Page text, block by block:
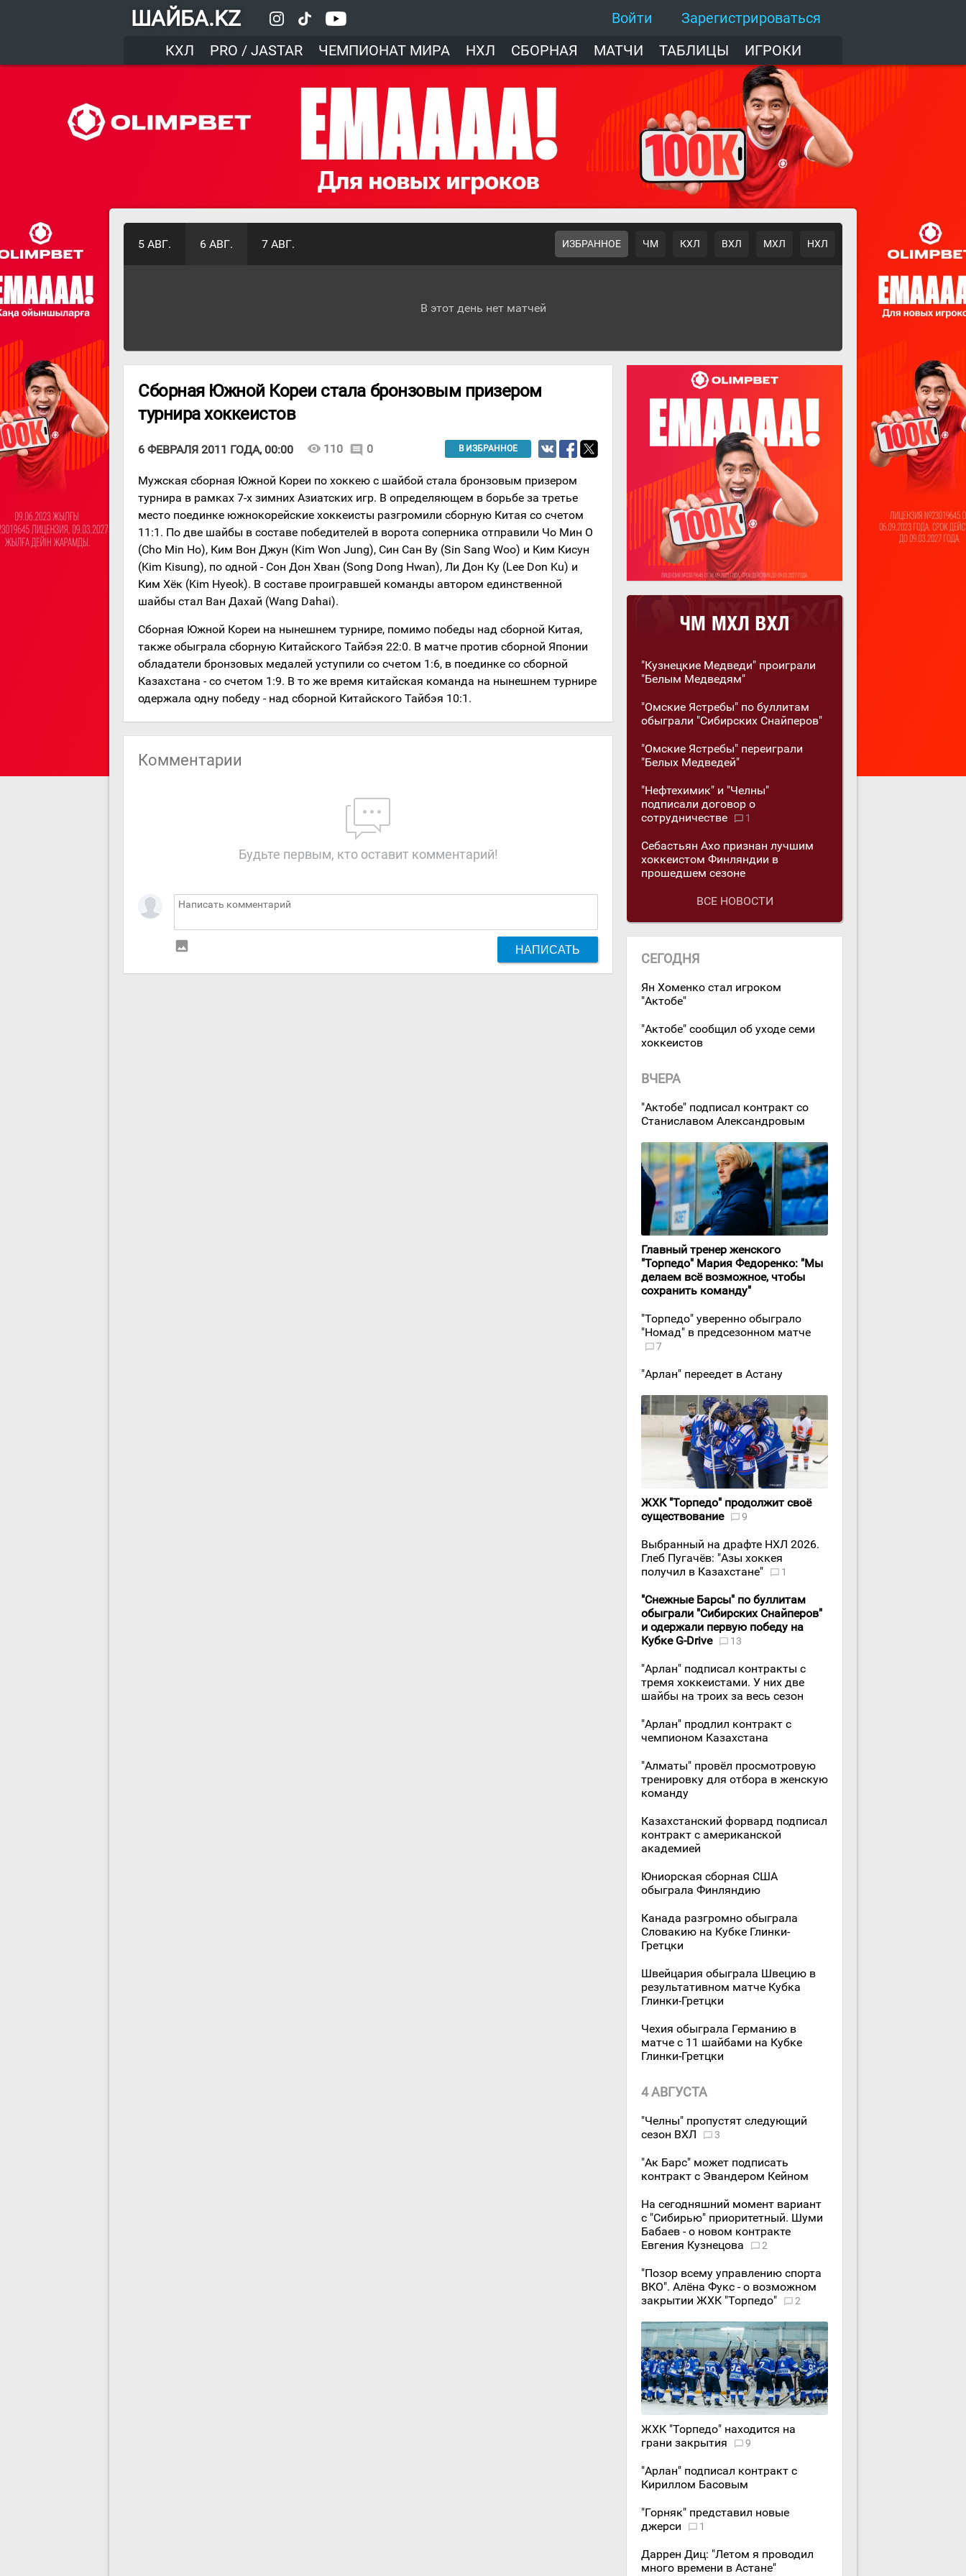
ШАЙБА.KZ Войти
Зарегистрироваться
КХЛ
PRO / JASTAR ЧЕМПИОНАТ МИРА НХЛ СБОРНАЯ МАТЧИ ТАБЛИЦЫ ИГРОКИ
5 АВГ. 6 АВГ. 7 АВГ. ИЗБРАННОЕ ЧМ КХЛ ВХЛ МХЛ НХЛ
В этот день нет матчей
Сборная Южной Кореи стала бронзовым призером
турнира хоккеистов
6 ФЕВРАЛЯ 2011 ГОДА, 00:00 visibility 110 comment 0 В ИЗБРАННОЕ
Мужская сборная Южной Кореи по хоккею с шайбой стала бронзовым призером
турнира в рамках 7-х зимних Азиатских игр. В определяющем в борьбе за третье
место поединке южнокорейские хоккеисты разгромили сборную Китая со счетом
11:1. По две шайбы в составе победителей в ворота соперника отправили Чо Мин О
(Cho Min Ho), Ким Вон Джун (Kim Won Jung), Син Сан Ву (Sin Sang Woo) и Ким Кисун
(Kim Kisung), по одной - Сон Дон Хван (Song Dong Hwan), Ли Дон Ку (Lee Don Ku) и
Ким Хёк (Kim Hyeok). В составе проигравшей команды автором единственной
шайбы стал Ван Дахай (Wang Dahai).
Сборная Южной Кореи на нынешнем турнире, помимо победы над сборной Китая,
также обыграла сборную Китайского Тайбэя 22:0. В матче против сборной Японии
обладатели бронзовых медалей уступили со счетом 1:6, в поединке со сборной
Казахстана - со счетом 1:9. В то же время китайская команда на нынешнем турнире
одержала одну победу - над сборной Китайского Тайбэя 10:1.
Комментарии
Будьте первым, кто оставит комментарий!
insert_photo НАПИСАТЬ
"Кузнецкие Медведи" проиграли
"Белым Медведям"
"Омские Ястребы" по буллитам
обыграли "Сибирских Снайперов"
"Омские Ястребы" переиграли
"Белых Медведей"
"Нефтехимик" и "Челны"
подписали договор о
сотрудничестве
1
Себастьян Ахо признан лучшим
хоккеистом Финляндии в
прошедшем сезоне
ВСЕ НОВОСТИ
СЕГОДНЯ
Ян Хоменко стал игроком
"Актобе"
"Актобе" сообщил об уходе семи
хоккеистов
ВЧЕРА
"Актобе" подписал контракт со
Станиславом Александровым
Главный тренер женского
"Торпедо" Мария Федоренко: "Мы
делаем всё возможное, чтобы
сохранить команду"
"Торпедо" уверенно обыграло
"Номад" в предсезонном матче
7
"Арлан" переедет в Астану
ЖХК "Торпедо" продолжит своё
существование
9
Выбранный на драфте НХЛ 2026.
Глеб Пугачёв: "Азы хоккея
получил в Казахстане"
1
"Снежные Барсы" по буллитам
обыграли "Сибирских Снайперов"
и одержали первую победу на
Кубке G-Drive
13
"Арлан" подписал контракты с
тремя хоккеистами. У них две
шайбы на троих за весь сезон
"Арлан" продлил контракт с
чемпионом Казахстана
"Алматы" провёл просмотровую
тренировку для отбора в женскую
команду
Казахстанский форвард подписал
контракт с американской
академией
Юниорская сборная США
обыграла Финляндию
Канада разгромно обыграла
Словакию на Кубке Глинки-
Гретцки
Швейцария обыграла Швецию в
результативном матче Кубка
Глинки-Гретцки
Чехия обыграла Германию в
матче с 11 шайбами на Кубке
Глинки-Гретцки
4 АВГУСТА
"Челны" пропустят следующий
сезон ВХЛ
3
"Ак Барс" может подписать
контракт с Эвандером Кейном
На сегодняшний момент вариант
с "Сибирью" приоритетный. Шуми
Бабаев - о новом контракте
Евгения Кузнецова
2
"Позор всему управлению спорта
ВКО". Алёна Фукс - о возможном
закрытии ЖХК "Торпедо"
2
ЖХК "Торпедо" находится на
грани закрытия
9
"Арлан" подписал контракт с
Кириллом Басовым
"Горняк" представил новые
джерси
1
Даррен Диц: "Летом я проводил
много времени в Астане"